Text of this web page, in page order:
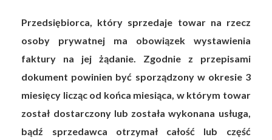
Przedsiębiorca, który sprzedaje towar na rzecz
osoby prywatnej ma obowiązek wystawienia
faktury na jej żądanie. Zgodnie z przepisami
dokument powinien być sporządzony w okresie 3
miesięcy licząc od końca miesiąca, w którym towar
został dostarczony lub została wykonana usługa,
bądź sprzedawca otrzymał całość lub część